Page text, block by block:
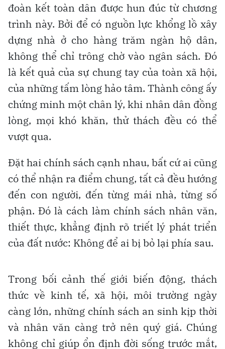
đoàn kết toàn dân được hun đúc từ chương
trình này. Bởi để có nguồn lực khổng lồ xây
dựng nhà ở cho hàng trăm ngàn hộ dân,
không thể chỉ trông chờ vào ngân sách. Đó
là kết quả của sự chung tay của toàn xã hội,
của những tấm lòng hảo tâm. Thành công ấy
chứng minh một chân lý, khi nhân dân đồng
lòng, mọi khó khăn, thử thách đều có thể
vượt qua.
Đặt hai chính sách cạnh nhau, bất cứ ai cũng
có thể nhận ra điểm chung, tất cả đều hướng
đến con người, đến từng mái nhà, từng số
phận. Đó là cách làm chính sách nhân văn,
thiết thực, khẳng định rõ triết lý phát triển
của đất nước: Không để ai bị bỏ lại phía sau.
Trong bối cảnh thế giới biến động, thách
thức về kinh tế, xã hội, môi trường ngày
càng lớn, những chính sách an sinh kịp thời
và nhân văn càng trở nên quý giá. Chúng
không chỉ giúp ổn định đời sống trước mắt,